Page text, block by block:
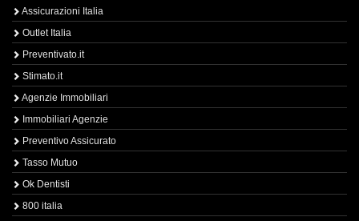
Assicurazioni Italia
Outlet Italia
Preventivato.it
Stimato.it
Agenzie Immobiliari
Immobiliari Agenzie
Preventivo Assicurato
Tasso Mutuo
Ok Dentisti
800 italia